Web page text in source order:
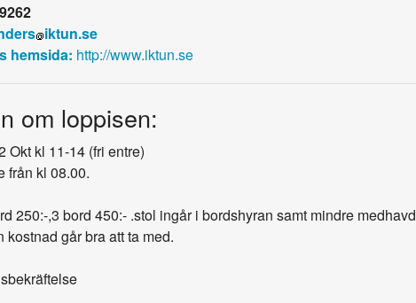
iktun.se
hemsida: http://www.iktun.se
om loppisen:
Okt kl 11-14 (fri entre)
från kl 08.00.
250:-,3 bord 450:- .stol ingår i bordshyran samt mindre medhavd
kostnad går bra att ta med.